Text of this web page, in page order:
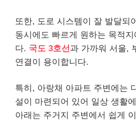
또한, 도로 시스템이 잘 발달되
동시에도 빠르게 원하는 목적
다. 국도 3호선 과 가까워 서울,
연결이 용이합니다.
특히, 아랑채 아파트 주변에는
설이 마련되어 있어 일상 생활
아래는 주거지 주변에서 쉽게